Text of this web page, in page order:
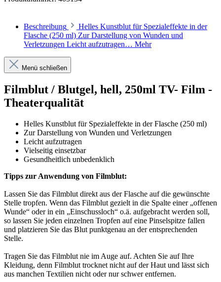
Beschreibung
Helles Kunstblut für Spezialeffekte in der
Flasche (250 ml) Zur Darstellung von Wunden und
Verletzungen Leicht aufzutragen… Mehr
Menü schließen
Filmblut / Blutgel, hell, 250ml TV- Film -
Theaterqualität
Helles Kunstblut für Spezialeffekte in der Flasche (250 ml)
Zur Darstellung von Wunden und Verletzungen
Leicht aufzutragen
Vielseitig einsetzbar
Gesundheitlich unbedenklich
Tipps zur Anwendung von Filmblut:
Lassen Sie das Filmblut direkt aus der Flasche auf die gewünschte
Stelle tropfen. Wenn das Filmblut gezielt in die Spalte einer „offenen
Wunde“ oder in ein „Einschussloch“ o.ä. aufgebracht werden soll,
so lassen Sie jeden einzelnen Tropfen auf eine Pinselspitze fallen
und platzieren Sie das Blut punktgenau an der entsprechenden
Stelle.
Tragen Sie das Filmblut nie im Auge auf. Achten Sie auf Ihre
Kleidung, denn Filmblut trocknet nicht auf der Haut und lässt sich
aus manchen Textilien nicht oder nur schwer entfernen.